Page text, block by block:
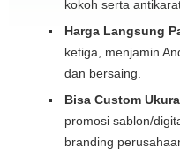
kokoh serta
Harga Langsung
ketiga, menjamin
dan bersaing.
Bisa Custom
promosi sablon/
branding